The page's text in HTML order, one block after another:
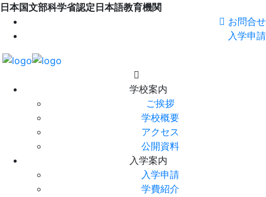
日本国文部科学省認定日本語教育機関
お問合せ
入学申請
学校案内
ご挨拶
学校概要
アクセス
公開資料
入学案内
入学申請
学費紹介